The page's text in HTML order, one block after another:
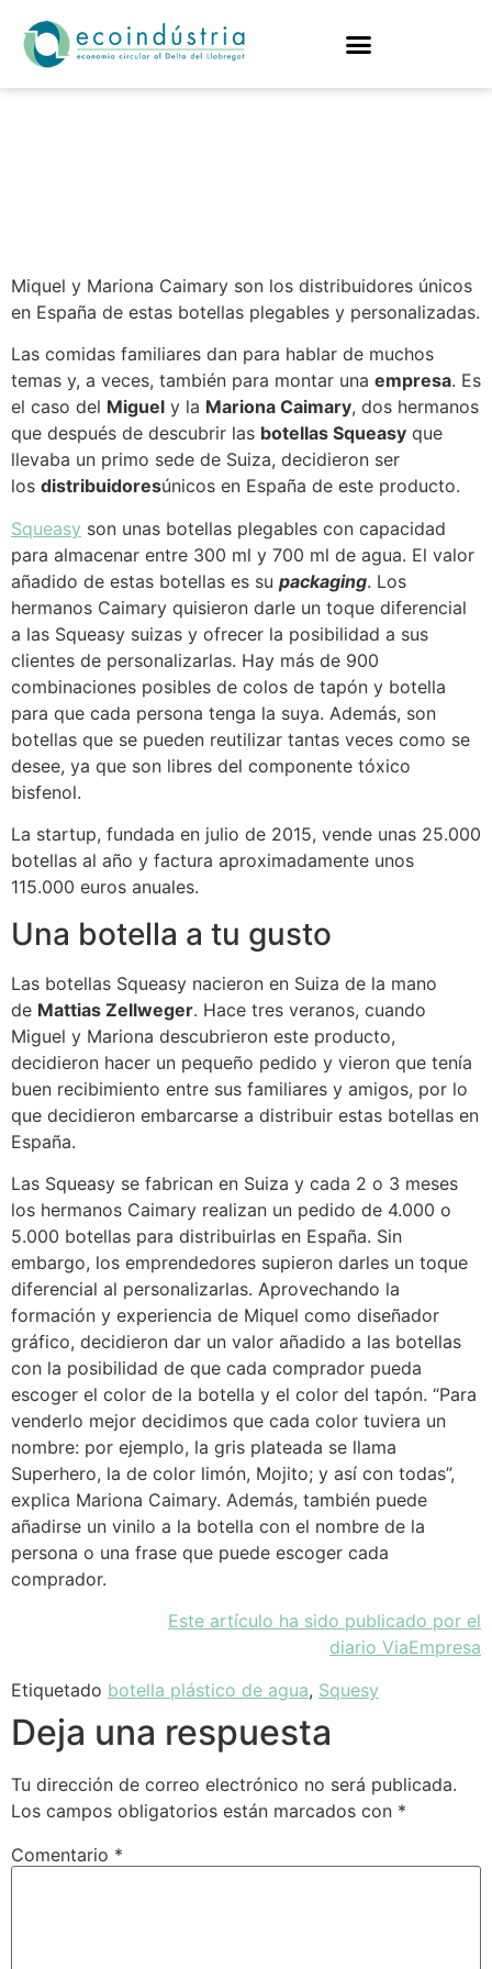
Miquel y Mariona Caimary son los distribuidores únicos
en España de estas botellas plegables y personalizadas.
Las comidas familiares dan para hablar de muchos
temas y, a veces, también para montar una empresa. Es
el caso del Miguel y la Mariona Caimary, dos hermanos
que después de descubrir las botellas Squeasy que
llevaba un primo sede de Suiza, decidieron ser
los distribuidoresúnicos en España de este producto.
Squeasy son unas botellas plegables con capacidad
para almacenar entre 300 ml y 700 ml de agua. El valor
añadido de estas botellas es su packaging. Los
hermanos Caimary quisieron darle un toque diferencial
a las Squeasy suizas y ofrecer la posibilidad a sus
clientes de personalizarlas. Hay más de 900
combinaciones posibles de colos de tapón y botella
para que cada persona tenga la suya. Además, son
botellas que se pueden reutilizar tantas veces como se
desee, ya que son libres del componente tóxico
bisfenol.
La startup, fundada en julio de 2015, vende unas 25.000
botellas al año y factura aproximadamente unos
115.000 euros anuales.
Una botella a tu gusto
Las botellas Squeasy nacieron en Suiza de la mano
de Mattias Zellweger. Hace tres veranos, cuando
Miguel y Mariona descubrieron este producto,
decidieron hacer un pequeño pedido y vieron que tenía
buen recibimiento entre sus familiares y amigos, por lo
que decidieron embarcarse a distribuir estas botellas en
España.
Las Squeasy se fabrican en Suiza y cada 2 o 3 meses
los hermanos Caimary realizan un pedido de 4.000 o
5.000 botellas para distribuirlas en España. Sin
embargo, los emprendedores supieron darles un toque
diferencial al personalizarlas. Aprovechando la
formación y experiencia de Miquel como diseñador
gráfico, decidieron dar un valor añadido a las botellas
con la posibilidad de que cada comprador pueda
escoger el color de la botella y el color del tapón. “Para
venderlo mejor decidimos que cada color tuviera un
nombre: por ejemplo, la gris plateada se llama
Superhero, la de color limón, Mojito; y así con todas”,
explica Mariona Caimary. Además, también puede
añadirse un vinilo a la botella con el nombre de la
persona o una frase que puede escoger cada
comprador.
Este artículo ha sido publicado por el
diario ViaEmpresa
Etiquetado botella plástico de agua, Squesy
Deja una respuesta
Tu dirección de correo electrónico no será publicada.
Los campos obligatorios están marcados con *
Comentario *